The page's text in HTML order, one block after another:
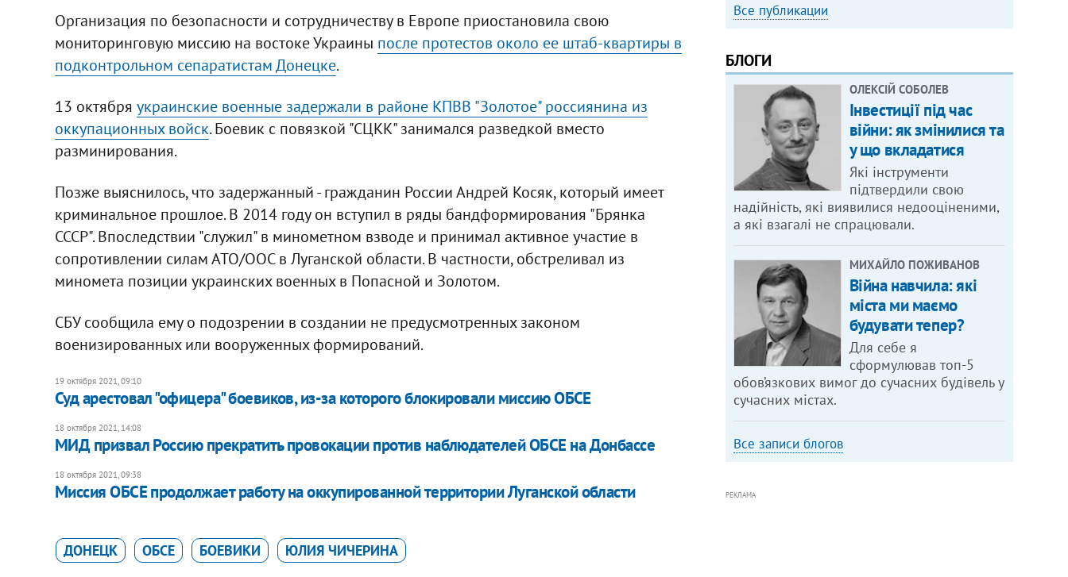
Организация по безопасности и сотрудничеству в Европе приостановила свою
мониторинговую миссию на востоке Украины после протестов около ее штаб-квартиры в
подконтрольном сепаратистам Донецке.
13 октября украинские военные задержали в районе КПВВ "Золотое" россиянина из
оккупационных войск. Боевик с повязкой "СЦКК" занимался разведкой вместо
разминирования.
Позже выяснилось, что задержанный - гражданин России Андрей Косяк, который имеет
криминальное прошлое. В 2014 году он вступил в ряды бандформирования "Брянка
СССР". Впоследствии "служил" в минометном взводе и принимал активное участие в
сопротивлении силам АТО/ООС в Луганской области. В частности, обстреливал из
миномета позиции украинских военных в Попасной и Золотом.
СБУ сообщила ему о подозрении в создании не предусмотренных законом
военизированных или вооруженных формирований.
19 октября 2021, 09:10
Суд арестовал "офицера" боевиков, из-за которого блокировали миссию ОБСЕ
18 октября 2021, 14:08
​МИД призвал Россию прекратить провокации против наблюдателей ОБСЕ на Донбассе
18 октября 2021, 09:38
Миссия ОБСЕ продолжает работу на оккупированной территории Луганской области
ДОНЕЦК ОБСЕ БОЕВИКИ ЮЛИЯ ЧИЧЕРИНА
Все публикации
БЛОГИ
ОЛЕКСІЙ СОБОЛЕВ
Інвестиції під час
війни: як змінилися та
у що вкладатися
Які інструменти
підтвердили свою
надійність, які виявилися недооціненими,
а які взагалі не спрацювали.
МИХАЙЛО ПОЖИВАНОВ
Війна навчила: які
міста ми маємо
будувати тепер?
Для себе я
сформулював топ-5
обов’язкових вимог до сучасних будівель у
сучасних містах.
Все записи блогов
РЕКЛАМА